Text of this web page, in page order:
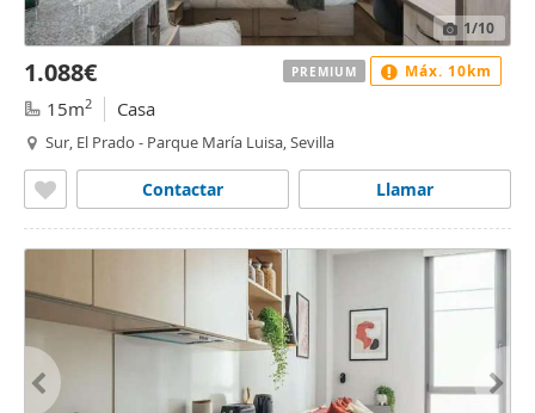
1/10
1.088€
15m2 Casa
Sur, El Prado - Parque María Luisa, Sevilla
Llamar
Contactar
PREMIUM Máx. 10km